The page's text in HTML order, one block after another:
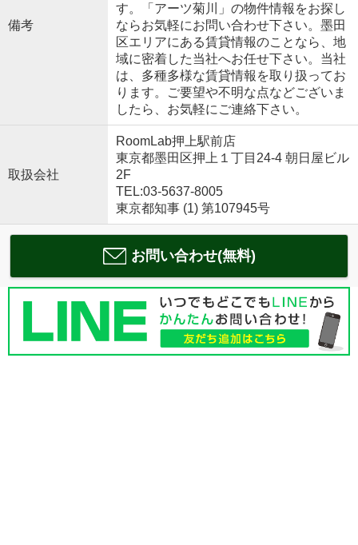
備考
す。「アーツ菊川」の物件情報をお探し
ならお気軽にお問い合わせ下さい。墨田
区エリアにある賃貸情報のことなら、地
域に密着した当社へお任せ下さい。当社
は、多種多様な賃貸情報を取り扱ってお
ります。ご要望や不明な点などございま
したら、お気軽にご連絡下さい。
取扱会社
RoomLab押上駅前店
東京都墨田区押上１丁目24-4 朝日屋ビル
2F
TEL:03-5637-8005
東京都知事 (1) 第107945号
お問い合わせ(無料)